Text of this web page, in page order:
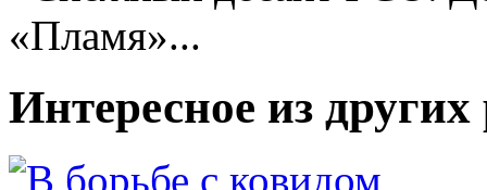
«Пламя»...
Интересное из